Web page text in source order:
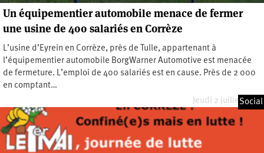
Un équipementier automobile menace de fermer
une usine de 400 salariés en Corrèze
L’usine d’Eyrein en Corrèze, près de Tulle, appartenant à
l’équipementier automobile BorgWarner Automotive est menacée
de fermeture. L’emploi de 400 salariés est en cause. Près de 2 000
en comptant…
Jeudi 2 juillet 2020
Social